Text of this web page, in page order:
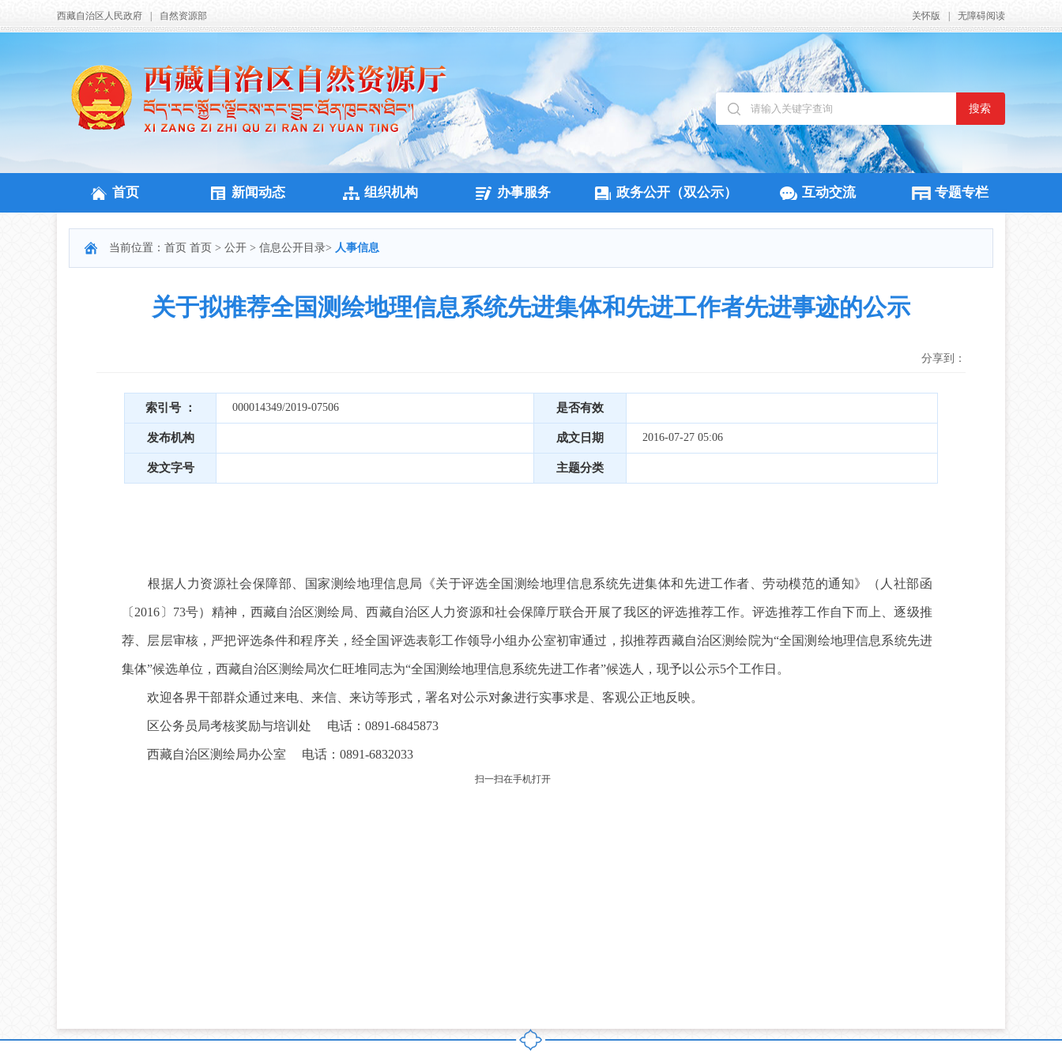
西藏自治区人民政府 自然资源部 无障碍阅读
关怀版
搜索
首页 新闻动态 组织机构 办事服务 政务公开（双公示） 互动交流 专题专栏
当前位置： 首页 首页 > 公开 > 信息公开目录> 人事信息
关于拟推荐全国测绘地理信息系统先进集体和先进工作者先进事迹的公示
分享到：
索引号 ： 000014349/2019-07506 是否有效
发布机构 成文日期 2016-07-27 05:06
发文字号 主题分类
根据人力资源社会保障部、国家测绘地理信息局《关于评选全国测绘地理信息系统先进集体和先进工作者、劳动模范的通知》（人社部函
〔2016〕73号）精神，西藏自治区测绘局、西藏自治区人力资源和社会保障厅联合开展了我区的评选推荐工作。评选推荐工作自下而上、逐级推
荐、层层审核，严把评选条件和程序关，经全国评选表彰工作领导小组办公室初审通过，拟推荐西藏自治区测绘院为“全国测绘地理信息系统先进
集体”候选单位，西藏自治区测绘局次仁旺堆同志为“全国测绘地理信息系统先进工作者”候选人，现予以公示5个工作日。
欢迎各界干部群众通过来电、来信、来访等形式，署名对公示对象进行实事求是、客观公正地反映。
区公务员局考核奖励与培训处 电话：0891-6845873
西藏自治区测绘局办公室 电话：0891-6832033
扫一扫在手机打开